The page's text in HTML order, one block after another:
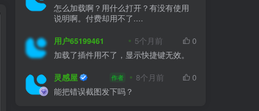
怎么加载啊？用什么打开？有没有使用
说明啊。付费却用不了....
用户65199461 5个月前
0
加载了插件用不了，显示快捷键无效。
灵感屋 作者 8个月前
0
能把错误截图发下吗？